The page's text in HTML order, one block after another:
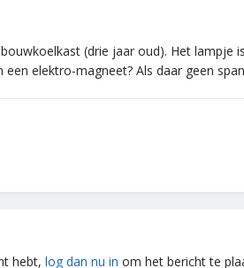
(drie jaar oud). Het
elektro-magneet? Als daar geen
hebt, log dan nu in om het bericht te